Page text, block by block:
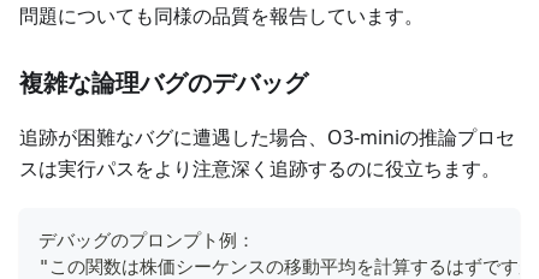
問題についても同様の品質を報告しています。
複雑な論理バグのデバッグ
追跡が困難なバグに遭遇した場合、O3-miniの推論プロセ
スは実行パスをより注意深く追跡するのに役立ちます。
デバッグのプロンプト例：
"この関数は株価シーケンスの移動平均を計算するはずです